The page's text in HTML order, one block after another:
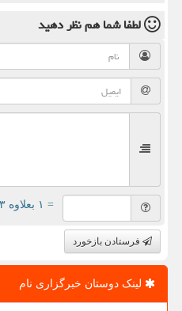
لطفا شما همنظر دهید
= ۱ بعلاوه ۳
فرستادن بازخورد
لینک دوستان خبرگزاری نام